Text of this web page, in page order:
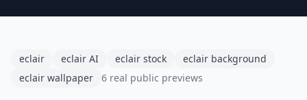
eclair eclair AI eclair stock
eclair background
eclair wallpaper
6 real public previews